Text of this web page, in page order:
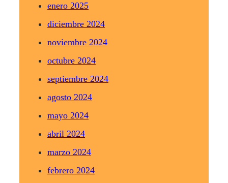
enero 2025
diciembre 2024
noviembre 2024
octubre 2024
septiembre 2024
agosto 2024
mayo 2024
abril 2024
marzo 2024
febrero 2024